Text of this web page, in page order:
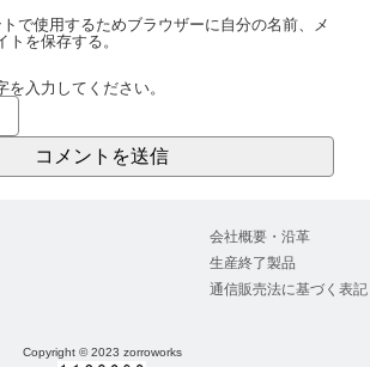
で使用するためブラウザーに自分の名前、メ
トを保存する。
入力してください。
会社概要・沿革
生産終了製品
通信販売法に基づく表記
Copyright © 2023 zorroworks